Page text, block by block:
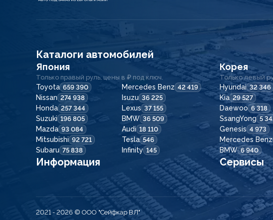
Каталоги автомобилей
Япония
Только правый руль, цены в ₽ под ключ.
Toyota 659 390 Mercedes Benz 42 419
Nissan 274 938 Isuzu 36 225
Honda 257 344 Lexus 37 155
Suzuki 196 805 BMW 36 509
Mazda 93 084 Audi 18 110
Mitsubishi 92 721 Tesla 546
Subaru 75 838 Infinity 145
Корея
Только левый
Hyundai 32 346
Kia 29 527
Daewoo 6 318
SsangYong 5
Genesis 4 973
Mercedes Benz
BMW 6 940
Информация Сервисы
2021 - 2026 © ООО "Сейфкар ВЛ"